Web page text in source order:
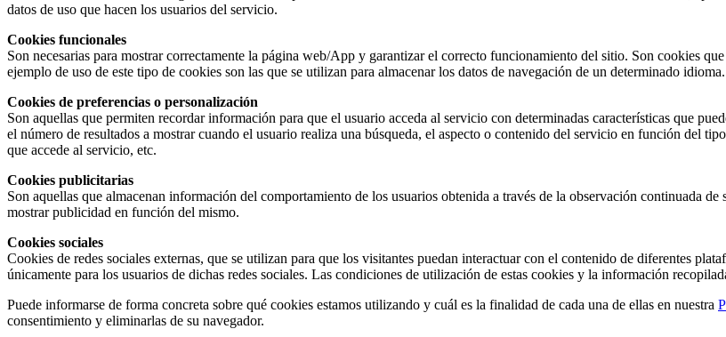
datos de uso que hacen los usuarios del servicio.
Cookies funcionales
Son necesarias para mostrar correctamente la página web/App y garantizar el correcto funcionamiento del sitio. Son cookies
ejemplo de uso de este tipo de cookies son las que se utilizan para almacenar los datos de navegación de un determinado idioma.
Cookies de preferencias o personalización
Son aquellas que permiten recordar información para que el usuario acceda al servicio con determinadas características que
el número de resultados a mostrar cuando el usuario realiza una búsqueda, el aspecto o contenido del servicio en función del
que accede al servicio, etc.
Cookies publicitarias
Son aquellas que almacenan información del comportamiento de los usuarios obtenida a través de la observación continuada
mostrar publicidad en función del mismo.
Cookies sociales
Cookies de redes sociales externas, que se utilizan para que los visitantes puedan interactuar con el contenido de diferentes
únicamente para los usuarios de dichas redes sociales. Las condiciones de utilización de estas cookies y la información
Puede informarse de forma concreta sobre qué cookies estamos utilizando y cuál es la finalidad de cada una de ellas en nuestra
consentimiento y eliminarlas de su navegador.